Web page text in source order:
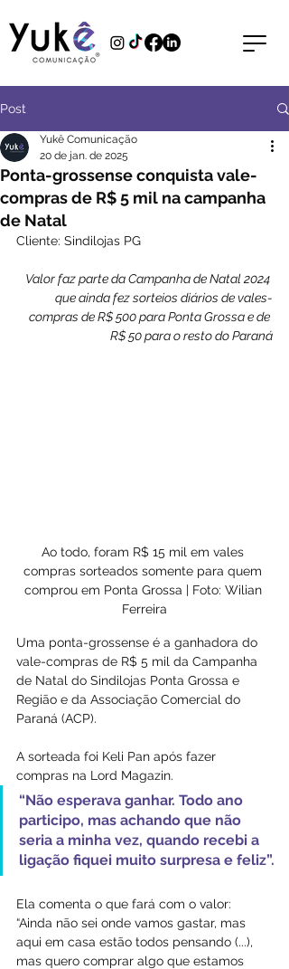
Post
Ponta-grossense conquista vale-
compras de R$ 5 mil na campanha
de Natal
Yukê Comunicação
20 de jan. de 2025
Cliente: Sindilojas PG
Valor faz parte da Campanha de Natal 2024
que ainda fez sorteios diários de vales-
compras de R$ 500 para Ponta Grossa e de
R$ 50 para o resto do Paraná
Ao todo, foram R$ 15 mil em vales
compras sorteados somente para quem
comprou em Ponta Grossa | Foto: Wilian
Ferreira
Uma ponta-grossense é a ganhadora do
vale-compras de R$ 5 mil da Campanha
de Natal do Sindilojas Ponta Grossa e
Região e da Associação Comercial do
Paraná (ACP).
A sorteada foi Keli Pan após fazer
compras na Lord Magazin.
“Não esperava ganhar. Todo ano
participo, mas achando que não
seria a minha vez, quando recebi a
ligação fiquei muito surpresa e feliz”.
Ela comenta o que fará com o valor:
“Ainda não sei onde vamos gastar, mas
aqui em casa estão todos pensando (...),
mas quero comprar algo que estamos